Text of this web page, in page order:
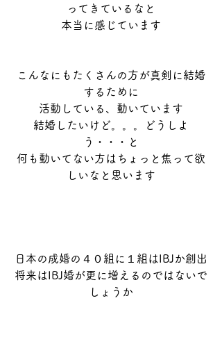
ってきているなと
本当に感じています
こんなにもたくさんの方が真剣に結婚
するために
活動している、動いています
結婚したいけど。。。どうしよ
う・・・と
何も動いてない方はちょっと焦って欲
しいなと思います
日本の成婚の４０組に１組はIBJか創出
将来はIBJ婚が更に増えるのではないで
しょうか